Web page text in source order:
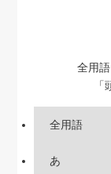
全用
全用語
あ